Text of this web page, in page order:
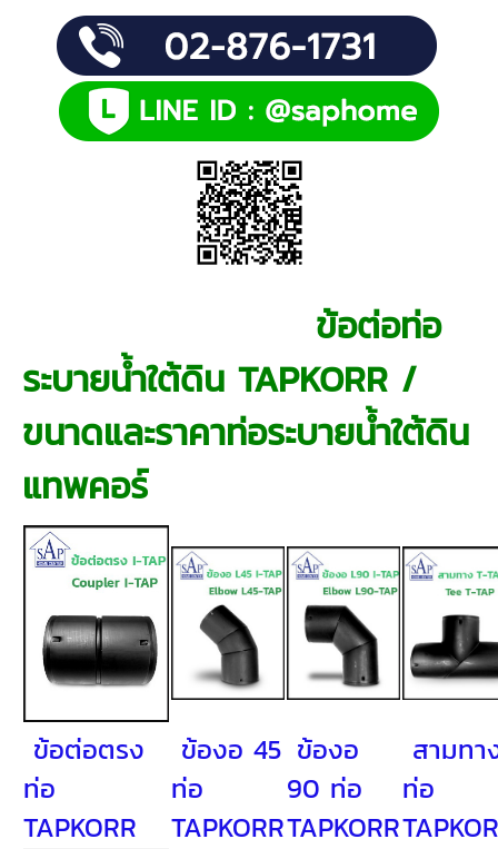
ข้อต่อท่อ
ระบายน้ำใต้ดิน TAPKORR /
ขนาดและราคาท่อระบายน้ำใต้ดิน
แทพคอร์
ข้อต่อตรง
ท่อ
TAPKORR
ข้องอ 45
ท่อ
TAPKORR
ข้องอ
90 ท่อ
TAPKORR
สามทา
ท่อ